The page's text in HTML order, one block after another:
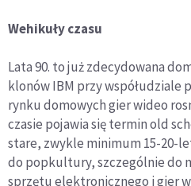
Wehikuły czasu
Lata 90. to już zdecydowana
klonów IBM przy współudziale
rynku domowych gier wideo
czasie pojawia się termin old
stare, zwykle minimum 15-20-
do popkultury, szczególnie do
sprzętu elektronicznego i gier